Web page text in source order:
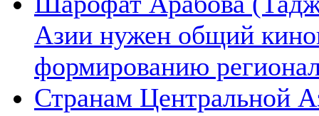
Азии нужен общий
формированию
Странам Центральной